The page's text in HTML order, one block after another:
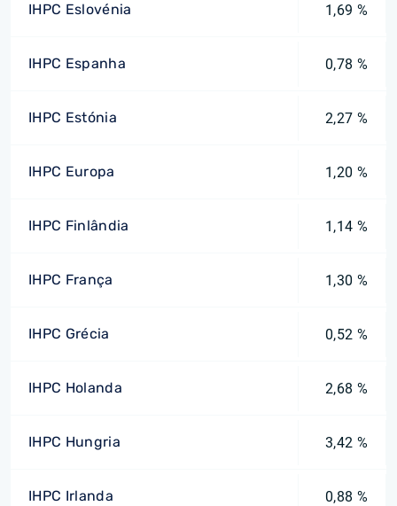
IHPC Eslovénia 1,69 %
IHPC Espanha 0,78 %
IHPC Estónia 2,27 %
IHPC Europa 1,20 %
IHPC Finlândia 1,14 %
IHPC França 1,30 %
IHPC Grécia 0,52 %
IHPC Holanda 2,68 %
IHPC Hungria 3,42 %
IHPC Irlanda 0,88 %